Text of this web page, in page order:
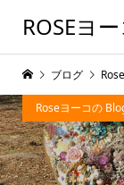
ROSEヨー
Roseヨーコの
ブログ